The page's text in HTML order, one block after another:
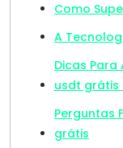
Como
A
Dicas
usdt grátis
Perguntas
grátis